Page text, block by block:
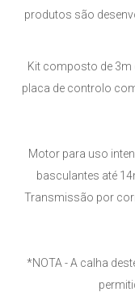
produtos são
Kit composto de 3m
placa de controlo
Motor para uso
basculantes até
Transmissão por
*NOTA - A calha